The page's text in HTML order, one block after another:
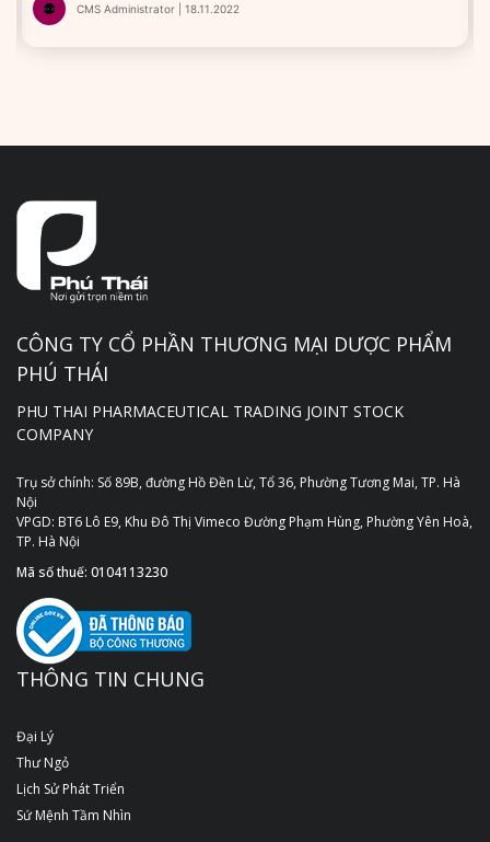
CMS Administrator | 18.11.2022
CÔNG TY CỔ PHẦN THƯƠNG MẠI DƯỢC PHẨM
PHÚ THÁI
PHU THAI PHARMACEUTICAL TRADING JOINT STOCK
COMPANY
Trụ sở chính: Số 89B, đường Hồ Đền Lừ, Tổ 36, Phường Tương Mai, TP. Hà
Nội
VPGD: BT6 Lô E9, Khu Đô Thị Vimeco Đường Phạm Hùng, Phường Yên Hoà,
TP. Hà Nội
Mã số thuế: 0104113230
THÔNG TIN CHUNG
Đại Lý
Thư Ngỏ
Lịch Sử Phát Triển
Sứ Mệnh Tầm Nhìn